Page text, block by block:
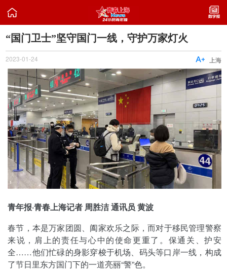

“国门卫士”坚守国门一线，守护万家灯火
2023-01-24 上海

青年报·青春上海记者 周胜洁 通讯员 黄波
春节，本是万家团圆、阖家欢乐之际，而对于移民管理警察
来说，肩上的责任与心中的使命更重了。保通关、护安
全……他们忙碌的身影穿梭于机场、码头等口岸一线，构成
了节日里东方国门下的一道亮丽“警”色。